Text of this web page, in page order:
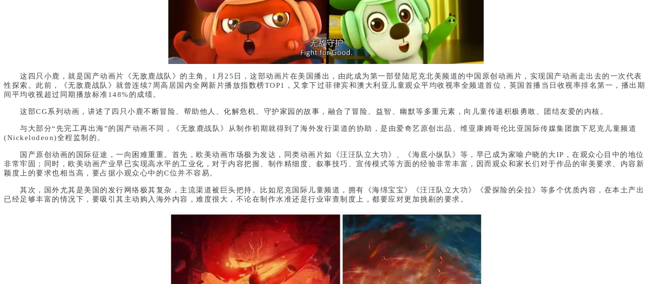
这四只小鹿，就是国产动画片《无敌鹿战队》的主角。1月25日，这部动画片在美国播出，由此成为第一部登陆尼克北美频道的中国原创动画片，实现国产动画走出去的一次代表
性探索。 此前，《无敌鹿战队》就曾连续7周高居国内全网新片播放指数榜TOP1，又拿下过菲律宾和澳大利亚儿童观众平均收视率全频道首位，英国首播当日收视率排名第一，播出期
间平均收视超过同期播放标准148%的成绩。
这部CG系列动画，讲述了四只小鹿不断冒险、帮助他人、化解危机、守护家园的故事，融合了冒险、益智、幽默等多重元素，向儿童传递积极勇敢、团结友爱的内核。
与大部分“先完工再出海”的国产动画不同，《无敌鹿战队》从制作初期就得到了海外发行渠道的协助，是由爱奇艺原创出品、维亚康姆哥伦比亚国际传媒集团旗下尼克儿童频道
(Nickelodeon)全程监制的。
国产原创动画的国际征途，一向困难重重。首先，欧美动画市场极为发达，同类动画片如《汪汪队立大功》、《海底小纵队》等，早已成为家喻户晓的大IP，在观众心目中的地位
非常牢固；同时，欧美动画产业早已实现高水平的工业化，对于内容把握、制作精细度、叙事技巧、宣传模式等方面的经验非常丰富，因而观众和家长们对于作品的审美要求、内容新
颖度上的要求也相当高，要占据小观众心中的C位并不容易。
其次，国外尤其是美国的发行网络极其复杂，主流渠道被巨头把持。比如尼克国际儿童频道，拥有《海绵宝宝》《汪汪队立大功》《爱探险的朵拉》等多个优质内容，在本土产出
已经足够丰富的情况下，要吸引其主动购入海外内容，难度很大，不论在制作水准还是行业审查制度上，都要应对更加挑剔的要求。